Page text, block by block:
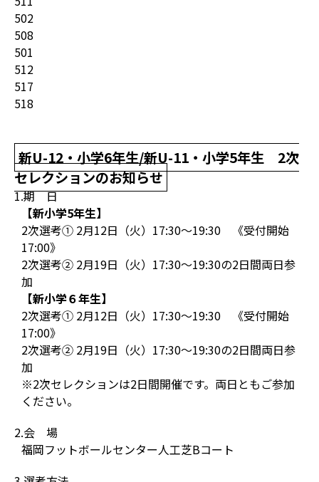
502
508
501
512
517
518
新U-12・小学6年生/新U-11・小学5年生 2次
セレクションのお知らせ
1.期 日
【新小学5年生】
2次選考① 2月12日（火）17:30～19:30 《受付開始
17:00》
2次選考② 2月19日（火）17:30〜19:30の2日間両日参
加
【新小学６年生】
2次選考① 2月12日（火）17:30～19:30 《受付開始
17:00》
2次選考② 2月19日（火）17:30〜19:30の2日間両日参
加
※2次セレクションは2日間開催です。両日ともご参加
ください。
2.会 場
福岡フットボールセンター人工芝Bコート